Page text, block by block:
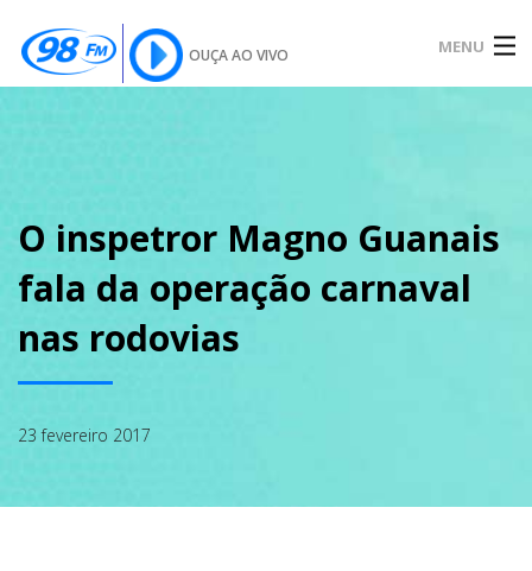
OUÇA AO VIVO MENU
SOBRE
O inspetror Magno Guanais
fala da operação carnaval
nas rodovias
23 fevereiro 2017